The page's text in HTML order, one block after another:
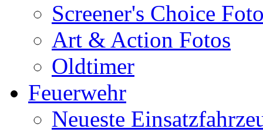
Screener's Choice
Art & Action Fotos
Oldtimer
Feuerwehr
Neueste